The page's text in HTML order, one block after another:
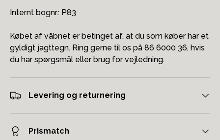
Internt bognr.: P83
Købet af våbnet er betinget af, at du som køber har et
gyldigt jagttegn. Ring gerne til os på 86 6000 36, hvis
du har spørgsmål eller brug for vejledning.
Levering og returnering
Prismatch